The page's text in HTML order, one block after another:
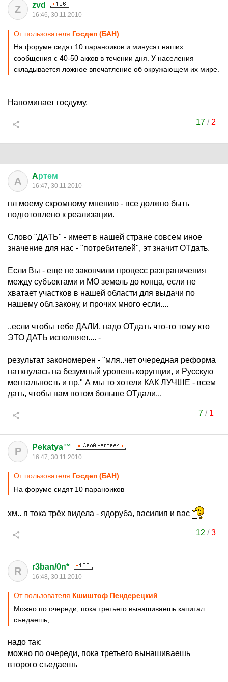
Z zvd
16:46, 30.11.2010
От пользователя Госдеп (БАН)
На форуме сидят 10 параноиков и минусят наших
сообщения с 40-50 акков в течении дня. У населения
складывается ложное впечатление об окружающем их мире.
Напоминает госдуму.
17 / 2
A Aртем
16:47, 30.11.2010
пл моему скромному мнению - все должно быть
подготовлено к реализации.
Слово "ДАТЬ" - имеет в нашей стране совсем иное
значение для нас - "потребителей", эт значит ОТдать.
Если Вы - еще не закончили процесс разграничения
между субъектами и МО земель до конца, если не
хватает участков в нашей области для выдачи по
нашему обл.закону, и прочих много если....
..если чтобы тебе ДАЛИ, надо ОТдать что-то тому кто
ЭТО ДАТЬ исполняет.... -
результат закономерен - "мля..чет очередная реформа
наткнулась на безумный уровень корупции, и Русскую
ментальность и пр." А мы то хотели КАК ЛУЧШЕ - всем
дать, чтобы нам потом больше ОТдали...
7/ 1
P Pekatya™
16:47, 30.11.2010
От пользователя Госдеп (БАН)
На форуме сидят 10 параноиков
хм.. я тока трёх видела - ядоруба, василия и вас
12 /3
R r3ban/0n*
16:48, 30.11.2010
От пользователя Кшиштоф Пендерецкий
Можно по очереди, пока третьего вынашиваешь капитал
съедаешь,
надо так:
можно по очереди, пока третьего вынашиваешь
второго съедаешь